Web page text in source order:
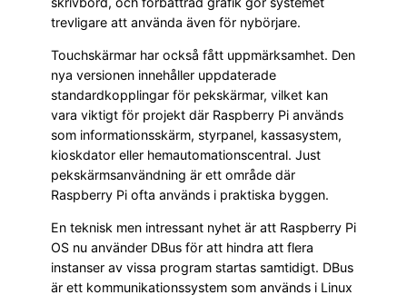
trevligare att använda även för nybörjare.
Touchskärmar har också fått uppmärksamhet. Den
nya versionen innehåller uppdaterade
standardkopplingar för pekskärmar, vilket kan
vara viktigt för projekt där Raspberry Pi används
som informationsskärm, styrpanel, kassasystem,
kioskdator eller hemautomationscentral. Just
pekskärmsanvändning är ett område där
Raspberry Pi ofta används i praktiska byggen.
En teknisk men intressant nyhet är att Raspberry Pi
OS nu använder DBus för att hindra att flera
instanser av vissa program startas samtidigt. DBus
är ett kommunikationssystem som används i Linux